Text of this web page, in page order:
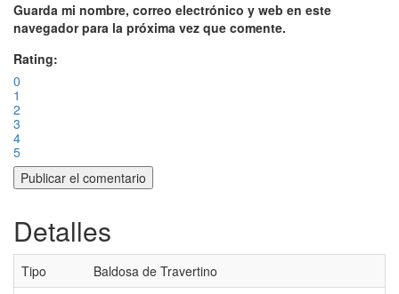
Guarda mi nombre, correo electrónico y web en este
navegador para la próxima vez que comente.
Rating:
0
1
2
3
4
5
Detalles
Tipo
Baldosa de Travertino